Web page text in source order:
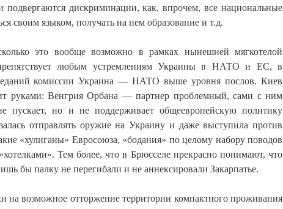
дискриминации, как, впрочем, все национальные
своим языком, получать на нем образование и т.д.
это вообще возможно в рамках нынешней мягкотелой
препятствует любым устремлениям Украины в НАТО и ЕС, в
комиссии Украина — НАТО выше уровня послов. Киев
руками: Венгрия Орбана — партнер проблемный, сами с ним
но и не поддерживает общеевропейскую политику
отправлять оружие на Украину и даже выступила против
«хулиганы» Евросоюза, «бодания» по целому набору поводов
Тем более, что в Брюсселе прекрасно понимают, что
бы палку не перегибали и не аннексировали Закарпатье.
на возможное отторжение территории компактного проживания